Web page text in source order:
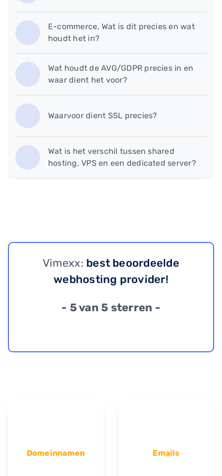
E-commerce, Wat is dit precies en wat
houdt het in?
Wat houdt de AVG/GDPR precies in en
waar dient het voor?
Waarvoor dient SSL precies?
Wat is het verschil tussen shared
hosting, VPS en een dedicated server?
Vimexx: best beoordeelde
webhosting provider!
- 5 van 5 sterren -
Domeinnamen Emails